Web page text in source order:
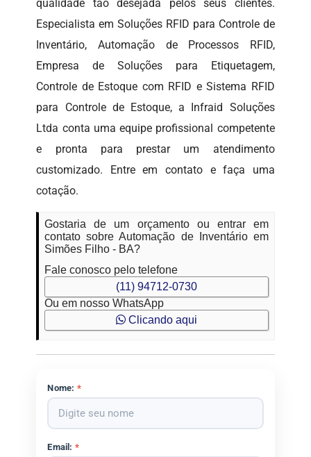
qualidade tão desejada pelos seus clientes.
Especialista em Soluções RFID para Controle de
Inventário, Automação de Processos RFID,
Empresa de Soluções para Etiquetagem,
Controle de Estoque com RFID e Sistema RFID
para Controle de Estoque, a Infraid Soluções
Ltda conta uma equipe profissional competente
e pronta para prestar um atendimento
customizado. Entre em contato e faça uma
cotação.
Gostaria de um orçamento ou entrar em
contato sobre Automação de Inventário em
Simões Filho - BA?
Fale conosco pelo telefone
(11) 94712-0730
Ou em nosso WhatsApp
Clicando aqui
Nome: *
Email: *